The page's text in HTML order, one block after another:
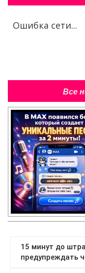
Ошибка сети...
Все